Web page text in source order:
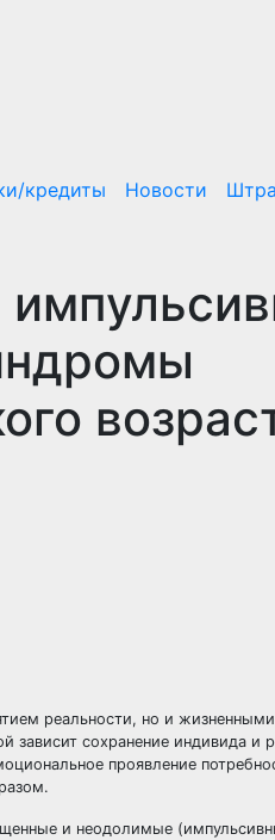
кредиты Новости
реальности, но и
зависит сохранение индивида
проявление
и неодолимые